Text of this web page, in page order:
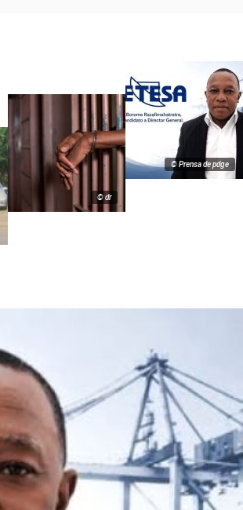
© Prensa de pdge
© dr